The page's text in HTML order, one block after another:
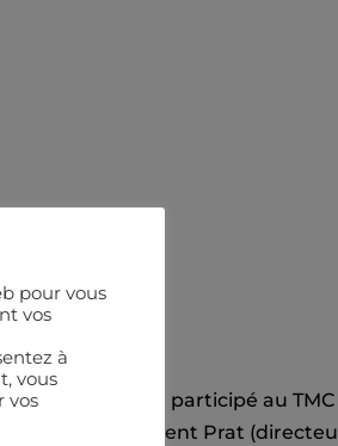
du club qui ont participé au
arbitre) et Florent Prat
pour vous
vos
à
vous
vos